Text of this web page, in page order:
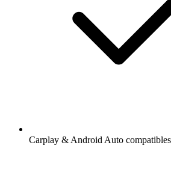
Carplay & Android Auto compatibles